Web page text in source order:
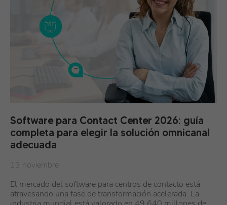
Software para Contact Center 2026: guía
completa para elegir la solución omnicanal
adecuada
13 noviembre
El mercado del software para centros de contacto está
atravesando una fase de transformación acelerada. La